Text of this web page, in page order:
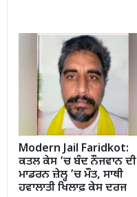
Modern Jail Faridkot:
ਕਤਲ ਕੇਸ ’ਚ ਬੰਦ ਨੌਜਵਾਨ ਦੀ
ਮਾਡਰਨ ਜ਼ੇਲ੍ਹ ’ਚ ਮੌਤ, ਸਾਥੀ
ਹਵਾਲਾਤੀ ਖਿਲਾਫ਼ ਕੇਸ ਦਰਜ